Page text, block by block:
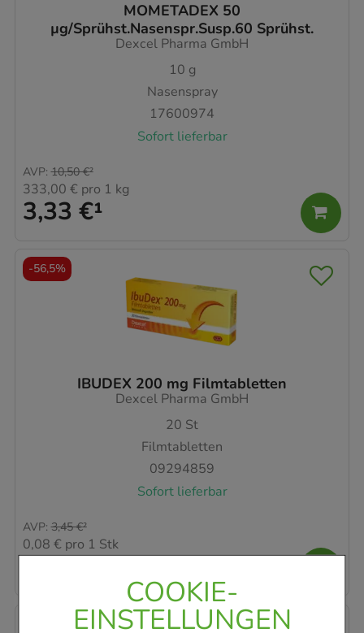
COOKIE-
EINSTELLUNGEN
MOMETADEX 50
µg/Sprühst.Nasenspr.Susp.60 Sprühst.
Dexcel Pharma GmbH
10 g
Nasenspray
17600974
Sofort lieferbar
3,33 €¹
AVP: 10,50 €²
333,00 € pro 1 kg
IBUDEX 200 mg Filmtabletten
Dexcel Pharma GmbH
20 St
Filmtabletten
09294859
Sofort lieferbar
1,50 €¹
AVP: 3,45 €²
0,08 € pro 1 Stk
-56,5%